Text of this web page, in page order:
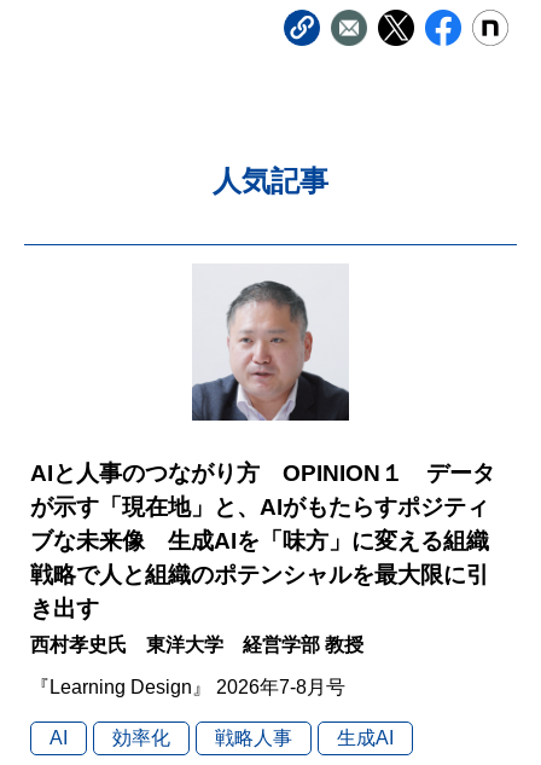
人気記事
AIと人事のつながり方 OPINION１ データ
が示す「現在地」と、AIがもたらすポジティ
ブな未来像 生成AIを「味方」に変える組織
戦略で人と組織のポテンシャルを最大限に引
き出す
西村孝史氏 東洋大学 経営学部 教授
『Learning Design』 2026年7-8月号
AI 効率化 戦略人事 生成AI